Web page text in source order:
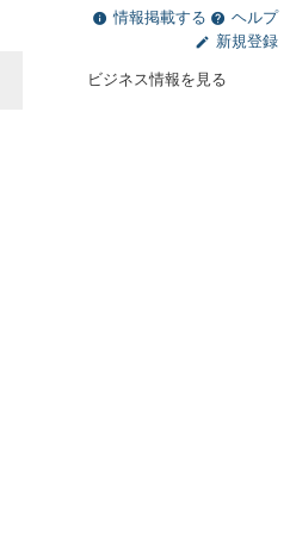
ビジネス情報を見る
情報掲載する
ヘルプ
新規登録